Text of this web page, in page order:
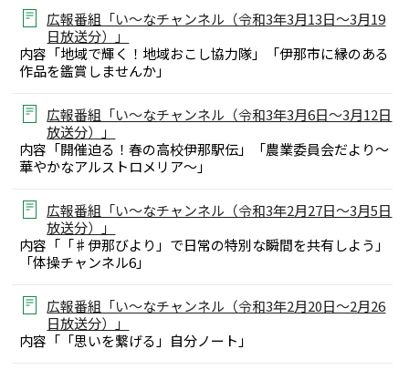
広報番組「い～なチャンネル（令和3年3月13日～3月19
日放送分）」
内容「地域で輝く！地域おこし協力隊」「伊那市に縁のある
作品を鑑賞しませんか」
広報番組「い～なチャンネル（令和3年3月6日～3月12日
放送分）」
内容「開催迫る！春の高校伊那駅伝」「農業委員会だより～
華やかなアルストロメリア～」
広報番組「い～なチャンネル（令和3年2月27日～3月5日
放送分）」
内容「「♯伊那びより」で日常の特別な瞬間を共有しよう」
「体操チャンネル6」
広報番組「い～なチャンネル（令和3年2月20日～2月26
日放送分）」
内容「「思いを繋げる」自分ノート」